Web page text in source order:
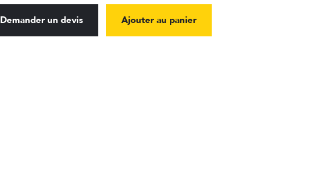
Demander un devis Ajouter au panier